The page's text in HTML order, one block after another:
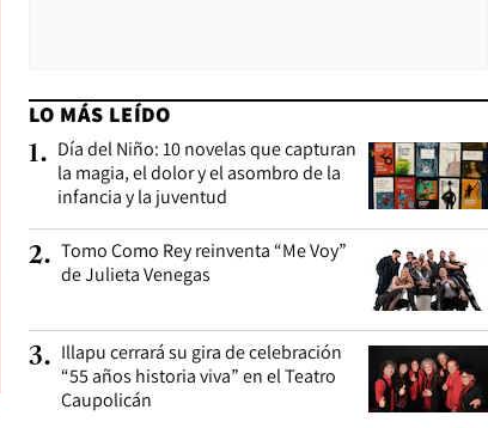
LO MÁS LEÍDO
1. Día del Niño: 10 novelas que capturan
la magia, el dolor y el asombro de la
infancia y la juventud
2. Tomo Como Rey reinventa “Me Voy”
de Julieta Venegas
3. Illapu cerrará su gira de celebración
“55 años historia viva” en el Teatro
Caupolicán